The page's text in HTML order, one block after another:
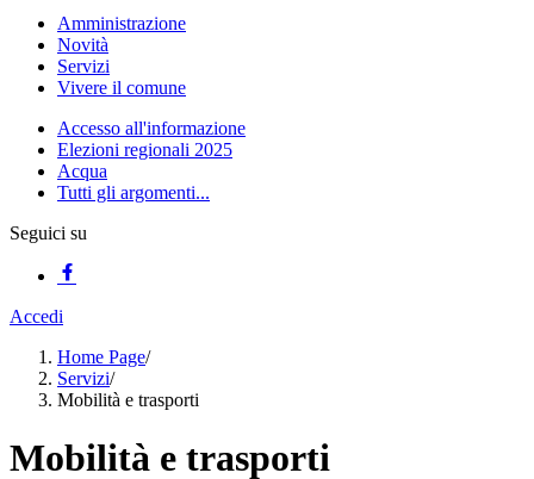
Amministrazione
Novità
Servizi
Vivere il comune
Accesso all'informazione
Elezioni regionali 2025
Acqua
Tutti gli argomenti...
Seguici su
Accedi
Home Page/
Servizi/
Mobilità e trasporti
Mobilità e trasporti